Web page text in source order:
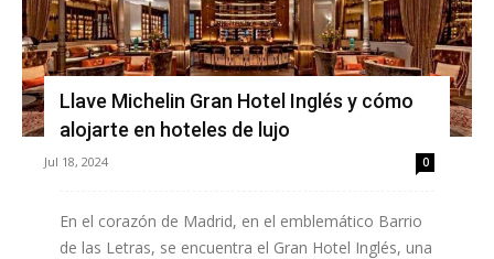
Llave Michelin Gran Hotel Inglés y cómo
alojarte en hoteles de lujo
Jul 18, 2024 0
En el corazón de Madrid, en el emblemático Barrio
de las Letras, se encuentra el Gran Hotel Inglés, una